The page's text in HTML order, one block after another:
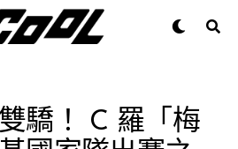
驕！ C 羅「梅